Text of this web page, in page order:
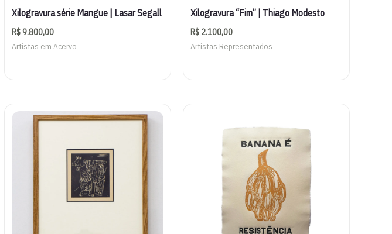
Xilogravura série Mangue | Lasar Segall
R$9.800,00
Artistas em Acervo
Xilogravura “Fim” | Thiago Modesto
R$ 2.100,00
Artistas Representados